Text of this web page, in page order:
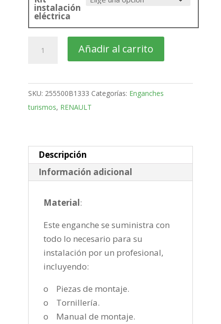
instalación
eléctrica
5
Puertas
Bola
1998-
2004
cantidad
Añadir al carrito
SKU: 255500B1333 Categorías: Enganches
turismos, RENAULT
Descripción
Información adicional
Material:
Este enganche se suministra con
todo lo necesario para su
instalación por un profesional,
incluyendo:
o Piezas de montaje.
o Tornillería.
o Manual de montaje.